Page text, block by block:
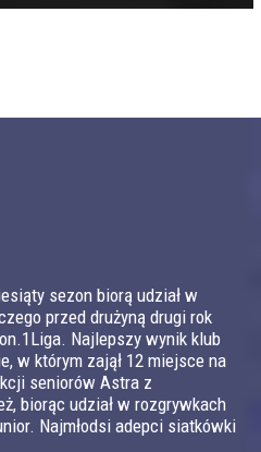
sezon biorą udział w
przed drużyną drugi rok
Najlepszy wynik klub
w którym zajął 12 miejsce na
seniorów Astra z
biorąc udział w rozgrywkach
Najmłodsi adepci siatkówki